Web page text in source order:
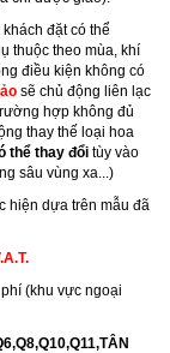
đặt có thể
thuộc theo mùa, khí
điều kiện không có
sẽ chủ động liên lạc
hợp không đủ
thay thế loại hoa
thể thay đổi tùy vào
sâu vùng xa...)
hiện dựa trên mẫu đã
(khu vực ngoại